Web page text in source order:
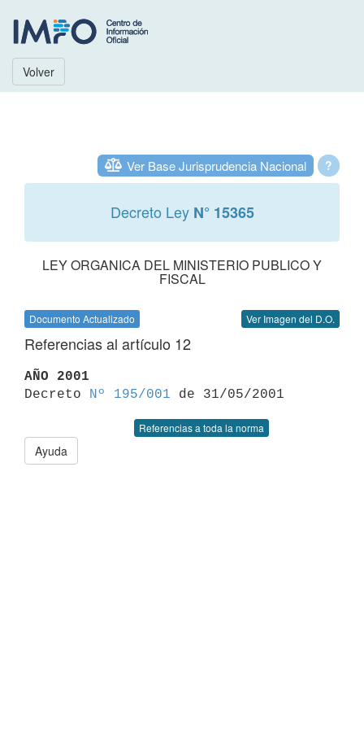
Volver
?
Ver Base Jurisprudencia Nacional
Decreto Ley N° 15365
LEY ORGANICA DEL MINISTERIO PUBLICO Y
FISCAL
Documento Actualizado Ver Imagen del D.O.
Referencias al artículo 12
AÑO 2001
Decreto
Nº 195/001
Referencias a toda la norma
Ayuda